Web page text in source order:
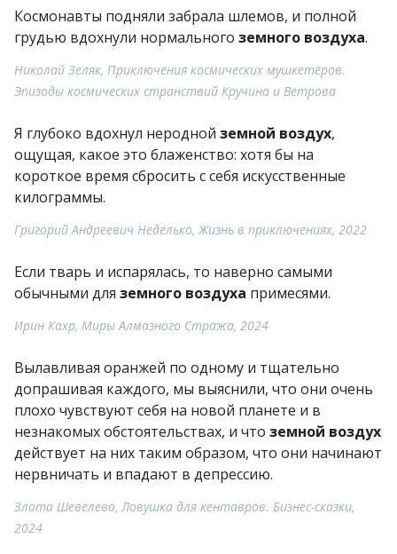
Космонавты подняли забрала шлемов, и полной
грудью вдохнули нормального земного воздуха.
Николай Зеляк, Приключения космических мушкетёров.
Эпизоды космических странствий Кручина и Ветрова
Я глубоко вдохнул неродной земной воздух,
ощущая, какое это блаженство: хотя бы на
короткое время сбросить с себя искусственные
килограммы.
Григорий Андреевич Неделько, Жизнь в приключениях, 2022
Если тварь и испарялась, то наверно самыми
обычными для земного воздуха примесями.
Ирин Кахр, Миры Алмазного Стража, 2024
Вылавливая оранжей по одному и тщательно
допрашивая каждого, мы выяснили, что они очень
плохо чувствуют себя на новой планете и в
незнакомых обстоятельствах, и что земной воздух
действует на них таким образом, что они начинают
нервничать и впадают в депрессию.
Злата Шевелева, Ловушка для кентавров. Бизнес-сказки,
2024